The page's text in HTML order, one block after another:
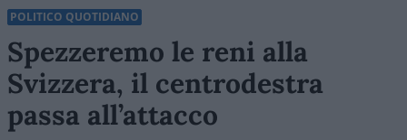
POLITICO QUOTIDIANO
Spezzeremo le reni alla
Svizzera, il centrodestra
passa all’attacco